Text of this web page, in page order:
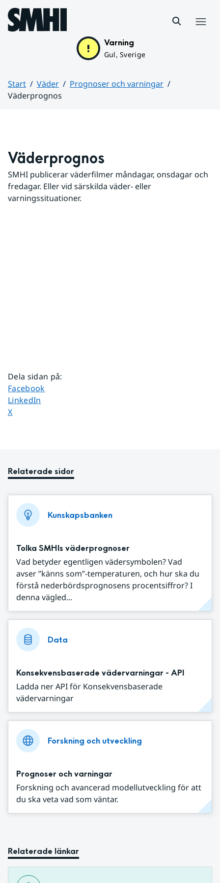
Hoppa till sidans innehåll
Varning
Gul, Sverige
Start Väder
Prognoser och varningar
Väderprognos
Väderprognos
SMHI publicerar väderfilmer måndagar, onsdagar och
fredagar. Eller vid särskilda väder- eller
varningssituationer.
Dela sidan på:
Dela sidan på
Facebook
Dela sidan på
LinkedIn
Dela sidan på
X
Relaterade sidor
Kunskapsbanken
Tolka SMHIs väderprognoser
Vad betyder egentligen vädersymbolen? Vad
avser ”känns som”-temperaturen, och hur ska du
förstå nederbördsprognosens procentsiffror? I
denna vägled...
Data
Konsekvensbaserade vädervarningar - API
Ladda ner API för Konsekvensbaserade
vädervarningar
Forskning och utveckling
Prognoser och varningar
Forskning och avancerad modellutveckling för att
du ska veta vad som väntar.
Relaterade länkar